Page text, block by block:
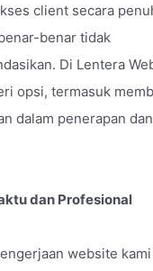
client secara
benar tidak
Di Lentera
opsi, termasuk
dalam penerapan
dan Profesional
website